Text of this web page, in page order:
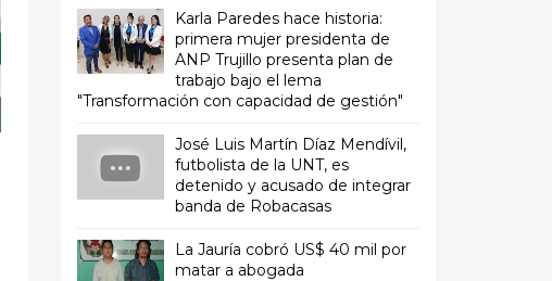
Karla Paredes hace historia:
primera mujer presidenta de
ANP Trujillo presenta plan de
trabajo bajo el lema
"Transformación con capacidad de gestión"
José Luis Martín Díaz Mendívil,
futbolista de la UNT, es
detenido y acusado de integrar
banda de Robacasas
La Jauría cobró US$ 40 mil por
matar a abogada